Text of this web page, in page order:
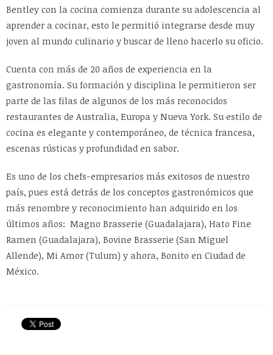
Bentley con la cocina comienza durante su adolescencia al
aprender a cocinar, esto le permitió integrarse desde muy
joven al mundo culinario y buscar de lleno hacerlo su oficio.
Cuenta con más de 20 años de experiencia en la
gastronomía. Su formación y disciplina le permitieron ser
parte de las filas de algunos de los más reconocidos
restaurantes de Australia, Europa y Nueva York. Su estilo de
cocina es elegante y contemporáneo, de técnica francesa,
escenas rústicas y profundidad en sabor.
Es uno de los chefs-empresarios más exitosos de nuestro
país, pues está detrás de los conceptos gastronómicos que
más renombre y reconocimiento han adquirido en los
últimos años: Magno Brasserie (Guadalajara), Hato Fine
Ramen (Guadalajara), Bovine Brasserie (San Miguel
Allende), Mi Amor (Tulum) y ahora, Bonito en Ciudad de
México.